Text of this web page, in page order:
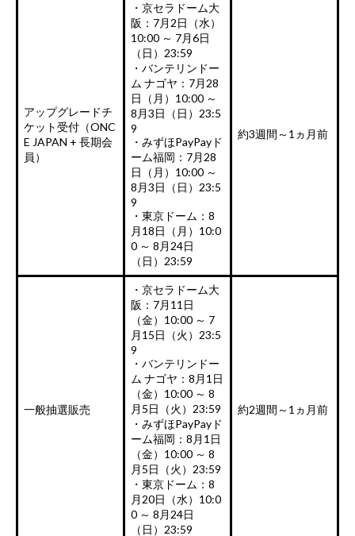
アップグレードチ
ケット受付（ONC
E JAPAN + 長期会
員）
・京セラドーム大
阪：7月2日（水）
10:00 ～ 7月6日
（日）23:59
・バンテリンドー
ム ナゴヤ：7月28
日（月）10:00 ～
8月3日（日）23:5
9
・みずほPayPayド
ーム福岡：7月28
日（月）10:00 ～
8月3日（日）23:5
9
・東京ドーム：8
月18日（月）10:0
0 ～ 8月24日
（日）23:59
約3週間～1ヵ月前
一般抽選販売
・京セラドーム大
阪：7月11日
（金）10:00 ～ 7
月15日（火）23:5
9
・バンテリンドー
ム ナゴヤ：8月1日
（金）10:00 ～ 8
月5日（火）23:59
・みずほPayPayド
ーム福岡：8月1日
（金）10:00 ～ 8
月5日（火）23:59
・東京ドーム：8
月20日（水）10:0
0 ～ 8月24日
（日）23:59
約2週間～1ヵ月前